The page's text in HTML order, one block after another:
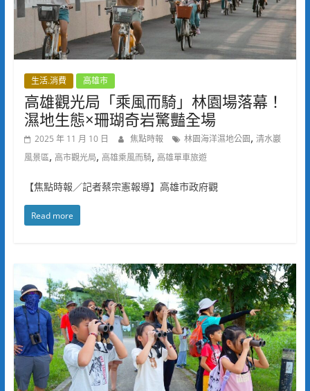
生活.消費 高雄市
高雄觀光局「乘風而騎」林園場落幕！
濕地生態×珊瑚奇岩驚豔全場
2025 年 11 月 10 日 焦點時報 林園海洋濕地公園, 清水巖
風景區, 高市觀光局, 高雄乘風而騎, 高雄單車旅遊
【焦點時報／記者蔡宗憲報導】高雄市政府觀
Read more